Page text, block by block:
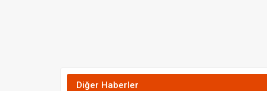
Diğer Haberler